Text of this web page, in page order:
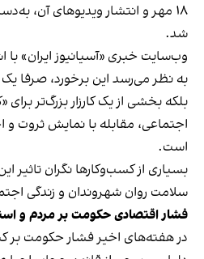
۱۸ مهر و انتشار ویدیوهای آن،
شد.
وب‌سایت خبری «آسیانیوز ایران» با
به نظر می‌رسد این برخورد،
بلکه بخشی از یک کارزار بزرگ‌تر
اجتماعی، مقابله با نمایش ثروت و
است.
بسیاری از کسب‌وکارها نگران تاثیر
سلامت روان شهروندان و زندگی
فشار اقتصادی حکومت بر مردم و
در هفته‌های اخیر فشار حکومت بر